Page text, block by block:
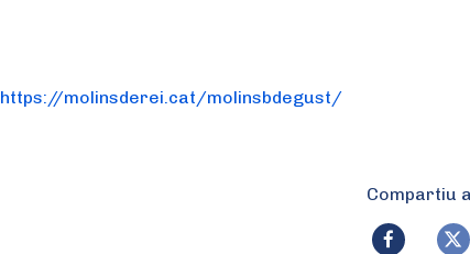
https://molinsderei.cat/molinsbdegust/
Compartiu